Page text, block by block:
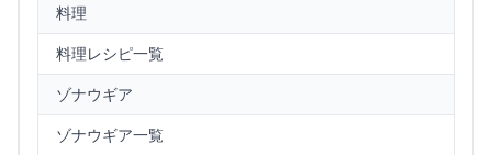
料理
料理レシピ一覧
ゾナウギア
ゾナウギア一覧